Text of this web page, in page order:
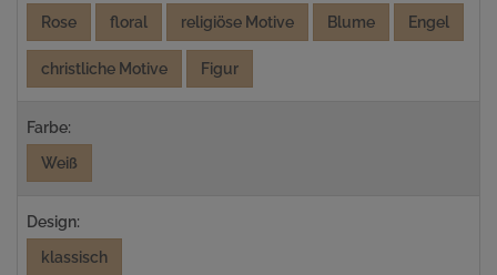
Rose
floral religiöse Motive Blume Engel
christliche Motive Figur
Farbe:
Weiß
Design:
klassisch